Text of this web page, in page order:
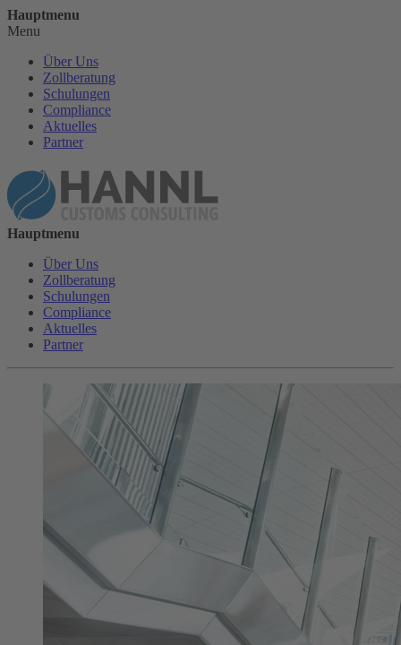
Hauptmenu
Menu
Über Uns
Zollberatung
Schulungen
Compliance
Aktuelles
Partner
Hauptmenu
Über Uns
Zollberatung
Schulungen
Compliance
Aktuelles
Partner